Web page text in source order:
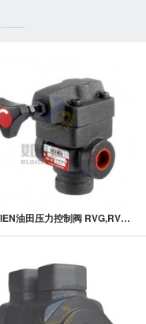
YUTIEN油田压力控制阀 RVG,RVT系列 引导式溢流阀